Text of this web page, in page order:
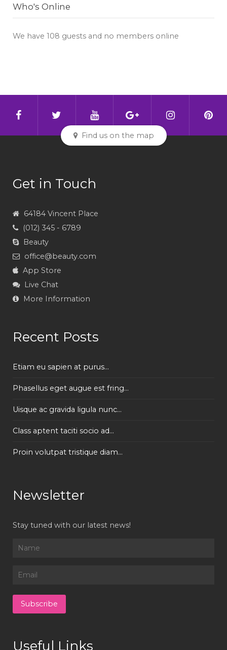
Who's Online
We have 108 guests and no members online
Find us on the map
Get in Touch
64184 Vincent Place
(012) 345 - 6789
Beauty
office@beauty.com
App Store
Live Chat
More Information
Recent Posts
Etiam eu sapien at purus...
Phasellus eget augue est fring...
Uisque ac gravida ligula nunc...
Class aptent taciti socio ad...
Proin volutpat tristique diam...
Newsletter
Stay tuned with our latest news!
Useful Links